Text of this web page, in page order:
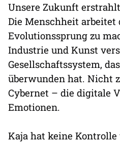
Unsere Zukunft
Die Menschheit arbeitet
Evolutionssprung zu
Industrie und Kunst
Gesellschaftssystem,
überwunden hat. Nicht
Cybernet – die digitale
Emotionen.
Kaja hat keine